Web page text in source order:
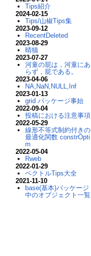
Tips紹介
2024-02-15
Tips/山椒Tips集
2023-09-12
RecentDeleted
2023-08-29
晴猫
2023-07-27
河童の屁は，河童にあ
らず，屁である。
2023-04-06
NA,NaN,NULL,Inf
2023-01-13
grid パッケージ事始
2022-09-04
投稿における注意事項
2022-05-29
線形不等式制約付きの
最適化関数 constrOpti
m
2022-05-04
Rweb
2022-01-29
ベクトルTips大全
2021-11-10
base(基本)パッケージ
中のオブジェクト一覧